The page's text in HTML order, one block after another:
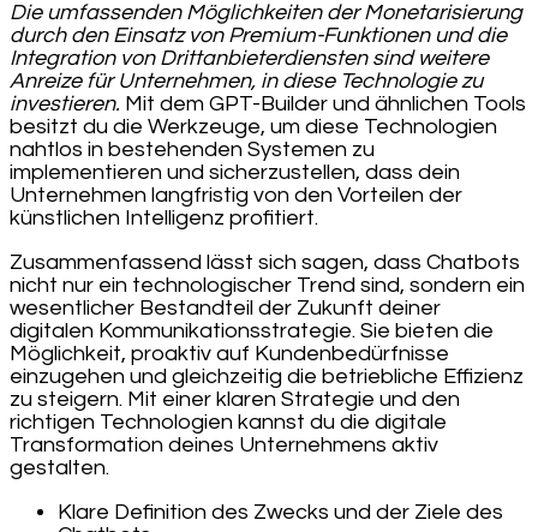
Die umfassenden Möglichkeiten der Monetarisierung
durch den Einsatz von Premium-Funktionen und die
Integration von Drittanbieterdiensten sind weitere
Anreize für Unternehmen, in diese Technologie zu
investieren. Mit dem GPT-Builder und ähnlichen Tools
besitzt du die Werkzeuge, um diese Technologien
nahtlos in bestehenden Systemen zu
implementieren und sicherzustellen, dass dein
Unternehmen langfristig von den Vorteilen der
künstlichen Intelligenz profitiert.
Zusammenfassend lässt sich sagen, dass Chatbots
nicht nur ein technologischer Trend sind, sondern ein
wesentlicher Bestandteil der Zukunft deiner
digitalen Kommunikationsstrategie. Sie bieten die
Möglichkeit, proaktiv auf Kundenbedürfnisse
einzugehen und gleichzeitig die betriebliche Effizienz
zu steigern. Mit einer klaren Strategie und den
richtigen Technologien kannst du die digitale
Transformation deines Unternehmens aktiv
gestalten.
Klare Definition des Zwecks und der Ziele des